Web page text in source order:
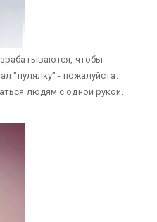
чтобы
"пулялку" - пожалуйста.
людям с одной рукой.